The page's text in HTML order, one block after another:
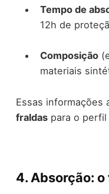
Tempo de
12h de
Composição
materiais
Essas informações
fraldaspara o perfil
4. Absorção: